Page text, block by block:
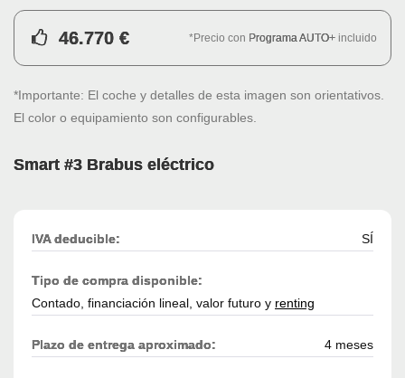
46.770 € *Precio con Programa AUTO+ incluido
*Importante: El coche y detalles de esta imagen son orientativos.
El color o equipamiento son configurables.
Smart #3 Brabus eléctrico
IVA deducible: SÍ
Tipo de compra disponible:
Contado, financiación lineal, valor futuro y renting
Plazo de entrega aproximado: 4 meses